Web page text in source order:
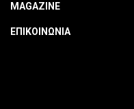
MAGAZINE
ΕΠΙΚΟΙΝΩΝΙΑ